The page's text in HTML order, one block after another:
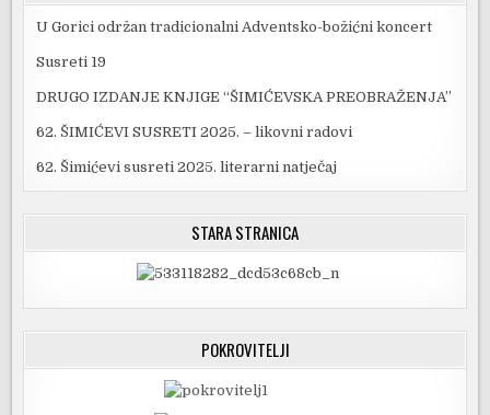
U Gorici održan tradicionalni Adventsko-božićni koncert
Susreti 19
DRUGO IZDANJE KNJIGE “ŠIMIĆEVSKA PREOBRAŽENJA”
62. ŠIMIĆEVI SUSRETI 2025. – likovni radovi
62. Šimićevi susreti 2025. literarni natječaj
STARA STRANICA
POKROVITELJI